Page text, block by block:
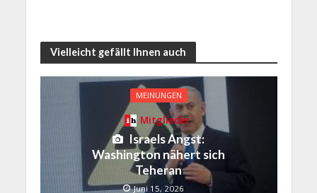
Vielleicht gefällt Ihnen auch
MEINUNGEN
Mitglieder
Israels Angst:
Washington nähert sich
Teheran
Juni 15, 2026